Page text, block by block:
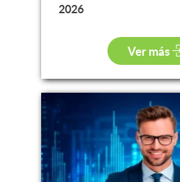
2026
Ver más